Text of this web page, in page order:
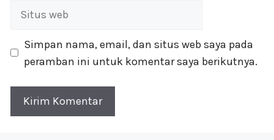
Situs
Simpan nama, email, dan situs web saya pada
peramban ini untuk komentar saya berikutnya.